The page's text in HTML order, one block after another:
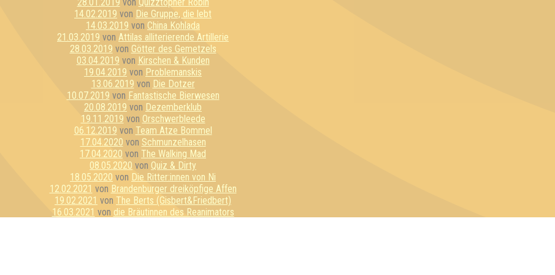
14.02.2019 von Die Gruppe, die lebt
14.03.2019 von China Kohlada
21.03.2019 von Attilas alliterierende Artillerie
28.03.2019 von Götter des Gemetzels
03.04.2019 von Kirschen & Kunden
19.04.2019 von Problemanskis
13.06.2019 von Die Dotzer
10.07.2019 von Fantastische Bierwesen
20.08.2019 von Dezemberklub
19.11.2019 von Orschwerbleede
06.12.2019 von Team Atze Bommel
17.04.2020 von Schmunzelhasen
17.04.2020 von The Walking Mad
08.05.2020 von Quiz & Dirty
18.05.2020 von Die Ritter:innen von Ni
12.02.2021 von Brandenburger dreiköpfige Affen
19.02.2021 von The Berts (Gisbert&Friedbert)
16.03.2021 von die Bräutinnen des Reanimators